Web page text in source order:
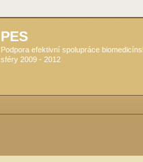
PES
Podpora efektivní spolupráce
sféry 2009 - 2012